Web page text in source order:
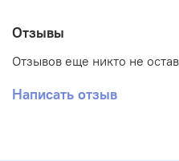
Отзывы
Отзывов еще никто не
Написать отзыв